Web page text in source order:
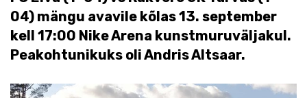
04) mängu avavile kõlas 13. september
kell 17:00 Nike Arena kunstmuruväljakul.
Peakohtunikuks oli Andris Altsaar.